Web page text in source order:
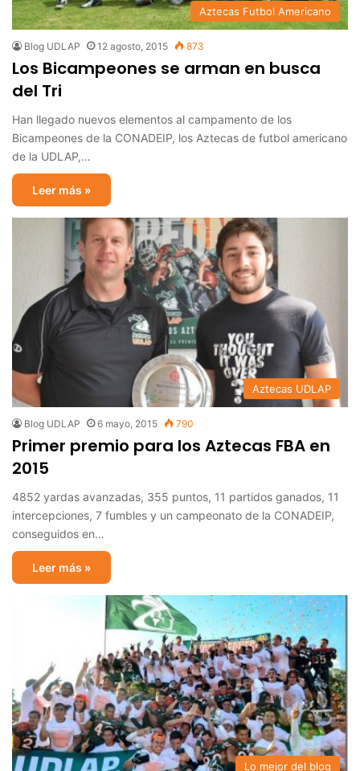
Aztecas Futbol Americano
Blog UDLAP 12 agosto, 2015 873
Los Bicampeones se arman en busca
del Tri
Han llegado nuevos elementos al campamento de los
Bicampeones de la CONADEIP, los Aztecas de futbol americano
de la UDLAP,…
Leer más »
Aztecas UDLAP
Blog UDLAP 6 mayo, 2015 790
Primer premio para los Aztecas FBA en
2015
4852 yardas avanzadas, 355 puntos, 11 partidos ganados, 11
intercepciones, 7 fumbles y un campeonato de la CONADEIP,
conseguidos en…
Leer más »
Lo mejor del blog